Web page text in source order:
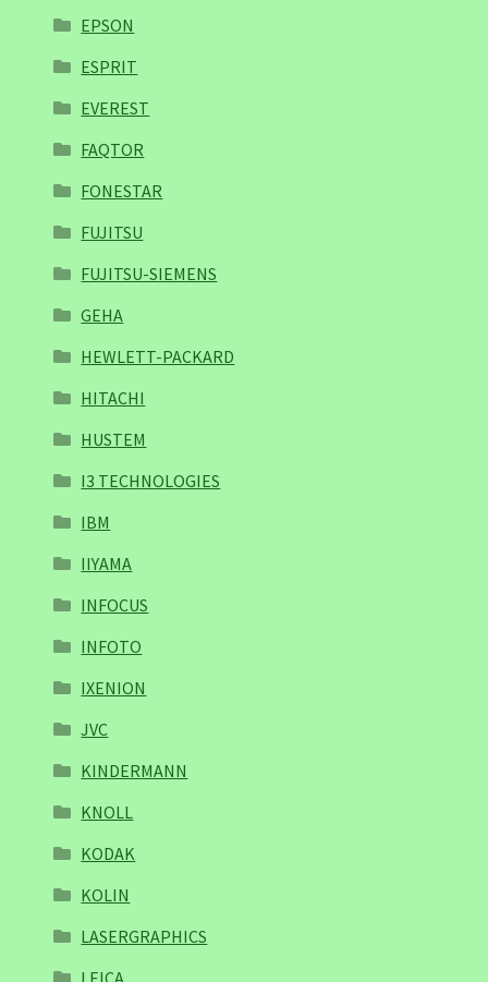
EPSON
ESPRIT
EVEREST
FAQTOR
FONESTAR
FUJITSU
FUJITSU-SIEMENS
GEHA
HEWLETT-PACKARD
HITACHI
HUSTEM
I3 TECHNOLOGIES
IBM
IIYAMA
INFOCUS
INFOTO
IXENION
JVC
KINDERMANN
KNOLL
KODAK
KOLIN
LASERGRAPHICS